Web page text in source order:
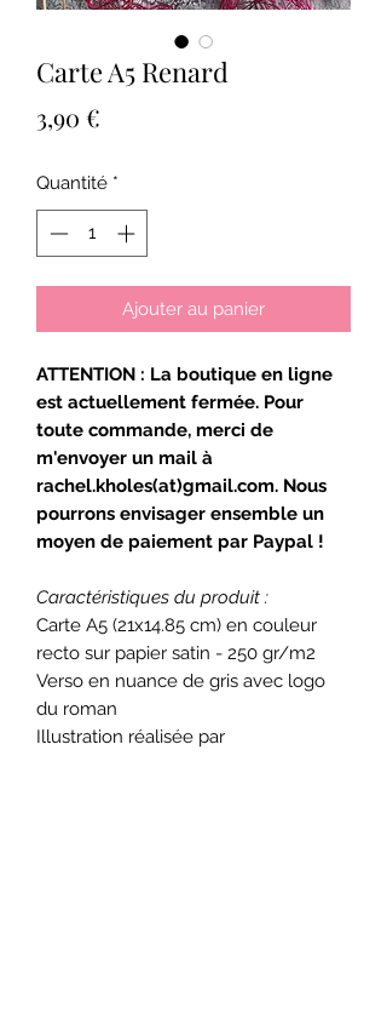
Carte A5 Renard
3,90 €
Quantité *
Ajouter au panier
ATTENTION : La boutique en ligne
est actuellement fermée. Pour
toute commande, merci de
m'envoyer un mail à
rachel.kholes(at)gmail.com. Nous
pourrons envisager ensemble un
moyen de paiement par Paypal !
Caractéristiques du produit :
Carte A5 (21x14.85 cm) en couleur
recto sur papier satin - 250 gr/m2
Verso en nuance de gris avec logo
du roman
Illustration réalisée par